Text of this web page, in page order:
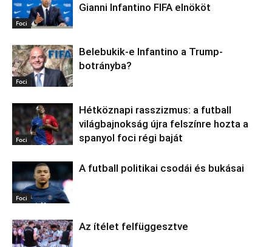
Foci
Gianni Infantino FIFA elnököt
Foci
Belebukik-e Infantino a Trump-
botrányba?
Foci
Hétköznapi rasszizmus: a futball
világbajnokság újra felszínre hozta a
spanyol foci régi baját
Foci
A futball politikai csodái és bukásai
Az ítélet felfüggesztve